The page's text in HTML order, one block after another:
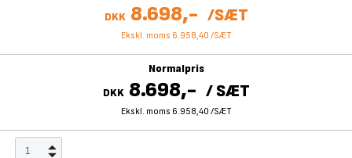
DKK 8.698,- /SÆT
Ekskl. moms 6.958,40 /SÆT
Normalpris
DKK 8.698,- / SÆT
Ekskl. moms 6.958,40 /SÆT